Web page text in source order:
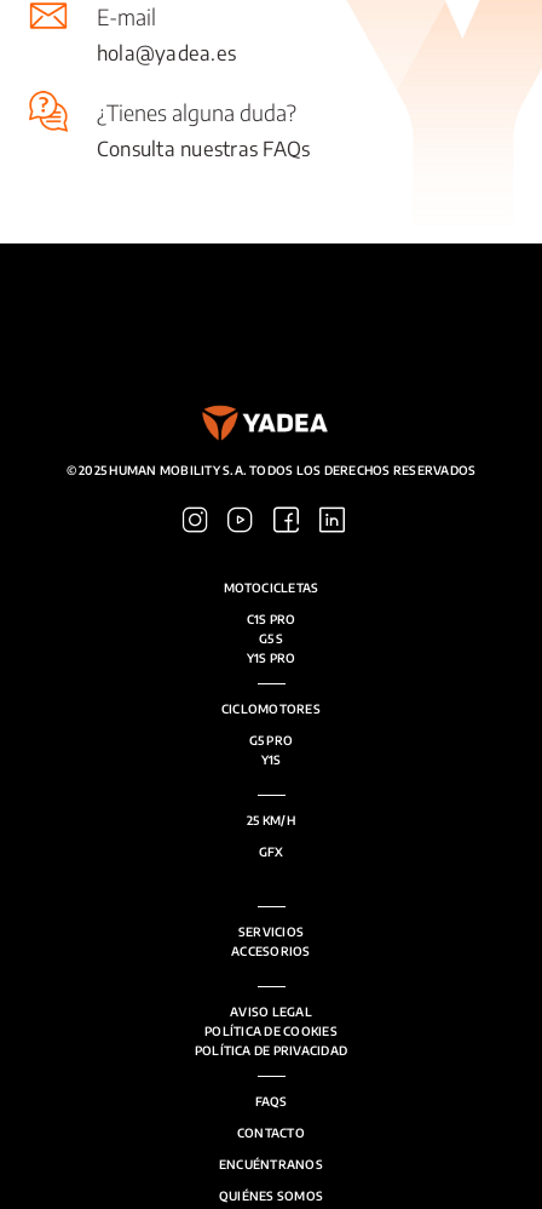
MOTOCICLETAS
SERVICIOS
E-mail
hola@yadea.es
¿Tienes alguna duda?
Consulta nuestras FAQs
© 2025 HUMAN MOBILITY S.A. TODOS LOS DERECHOS RESERVADOS
MOTOCICLETAS
C1S PRO
G5 S
Y1S PRO
CICLOMOTORES
G5 PRO
Y1S
25 KM/H
GFX
SERVICIOS
ACCESORIOS
AVISO LEGAL
POLÍTICA DE COOKIES
POLÍTICA DE PRIVACIDAD
FAQS
CONTACTO
ENCUÉNTRANOS
QUIÉNES SOMOS